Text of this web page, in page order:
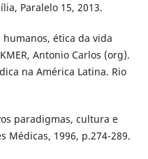
Paralelo 15, 2013.
humanos, ética da vida
Antonio Carlos (org).
na América Latina. Rio
paradigmas, cultura e
Médicas, 1996, p.274-289.